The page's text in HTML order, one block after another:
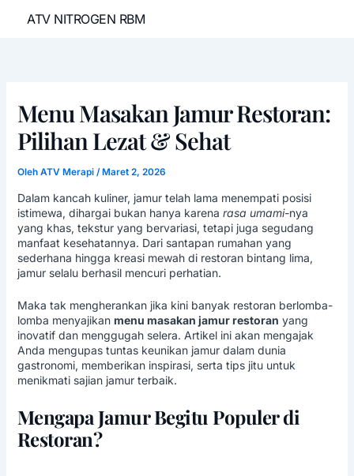
ATV NITROGEN RBM
Menu Masakan Jamur Restoran:
Pilihan Lezat & Sehat
Oleh ATV Merapi / Maret 2, 2026
Dalam kancah kuliner, jamur telah lama menempati posisi
istimewa, dihargai bukan hanya karena rasa umami-nya
yang khas, tekstur yang bervariasi, tetapi juga segudang
manfaat kesehatannya. Dari santapan rumahan yang
sederhana hingga kreasi mewah di restoran bintang lima,
jamur selalu berhasil mencuri perhatian.
Maka tak mengherankan jika kini banyak restoran berlomba-
lomba menyajikan menu masakan jamur restoran yang
inovatif dan menggugah selera. Artikel ini akan mengajak
Anda mengupas tuntas keunikan jamur dalam dunia
gastronomi, memberikan inspirasi, serta tips jitu untuk
menikmati sajian jamur terbaik.
Mengapa Jamur Begitu Populer di
Restoran?